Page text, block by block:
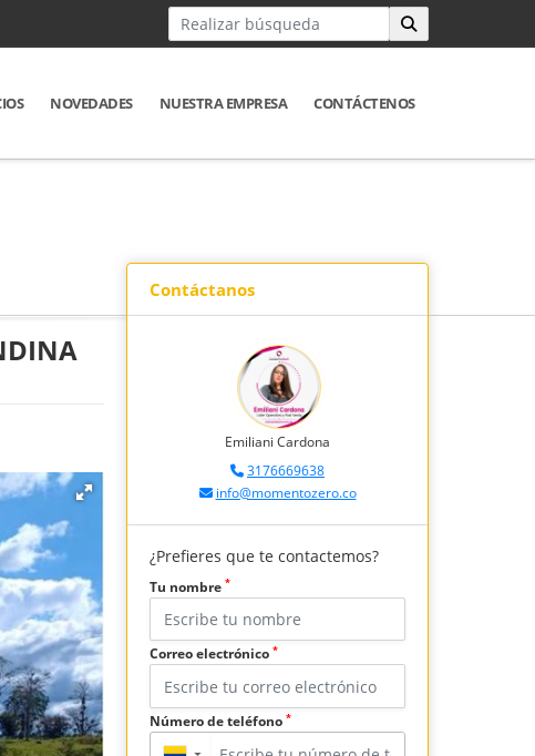
NOVEDADES NUESTRA EMPRESA CONTÁCTENOS
Contáctanos
Emiliani Cardona
3176669638
info@momentozero.co
¿Prefieres que te contactemos?
Tu nombre *
Correo electrónico *
Número de teléfono *
▼